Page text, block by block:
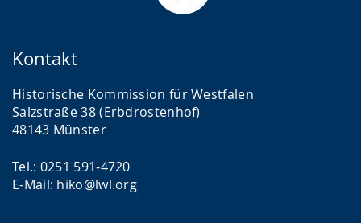
Kontakt
Historische Kommission für Westfalen
Salzstraße 38 (Erbdrostenhof)
48143 Münster
Tel.: 0251 591-4720
E-Mail: hiko@lwl.org